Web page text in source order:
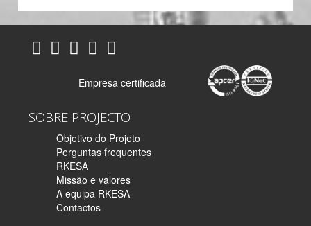
Empresa certificada
SOBRE PROJECTO
Objetivo do Projeto
Perguntas frequentes
RKESA
Missão e valores
A equipa RKESA
Contactos